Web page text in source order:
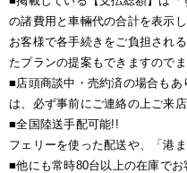
の諸費用と車輛代の合計を表示し
お客様で各手続きをご負担され
たプランの提案もできますので
■店頭商談中・売約済の場合も
は、必ず事前にご連絡の上ご来店
■全国陸送手配可能!!
フェリーを使った配送や、「港
■他にも常時80台以上の在庫で